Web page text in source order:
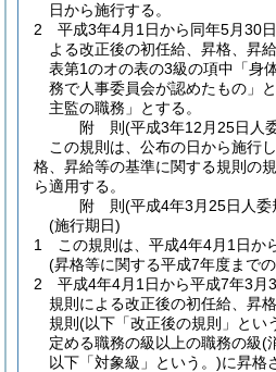
日から施行する。
2
平成3年4月1日から同年5月30
よる改正後の初任給、昇格、昇
表第1のオの表の3級の項中「身
務で人事委員会が認めたもの」
主監の職務」とする。
附 則(平成3年12月25日 人
この規則は、公布の日から施行
格、昇給等の基準に関する規則の
ら適用する。
附 則(平成4年3月25日 人
(施行期日)
1
この規則は、平成4年4月1日か
(昇格等に関する平成7年度まで
2
平成4年4月1日から平成7年3月
規則による改正後の初任給、昇
規則 (以下「改正後の規則」とい
定める職務の級以上の職務の級(
以下「対象級」という。)に昇格